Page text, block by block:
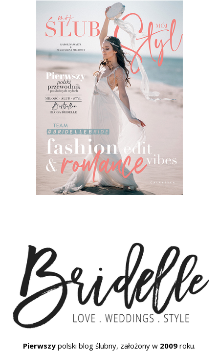
Pierwszy polski blog ślubny, założony w 2009 roku.